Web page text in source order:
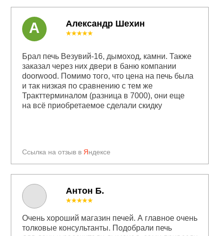
Антон Б.
Александр Шехин
Ссылка на отзыв в Яндексе
★★★★★
Брал печь Везувий-16, дымоход, камни. Также
заказал через них двери в баню компании
doorwood. Помимо того, что цена на печь была
и так низкая по сравнению с тем же
Тракттерминалом (разница в 7000), они еще
на всё приобретаемое сделали скидку
А
★★★★★
Очень хороший магазин печей. А главное очень
толковые консультанты. Подобрали печь